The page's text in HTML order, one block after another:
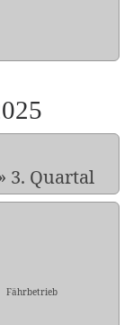
3. Quartal
Fährbetrieb